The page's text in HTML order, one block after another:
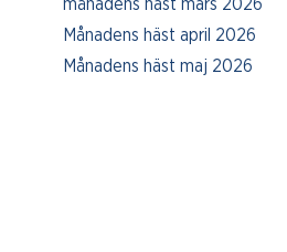
månadens häst mars 2026
Månadens häst april 2026
Månadens häst maj 2026